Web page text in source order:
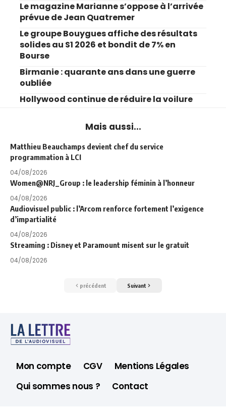
Le magazine Marianne s’oppose à l’arrivée
prévue de Jean Quatremer
Le groupe Bouygues affiche des résultats
solides au S1 2026 et bondit de 7% en
Bourse
Birmanie : quarante ans dans une guerre
oubliée
Hollywood continue de réduire la voilure
Mais aussi...
Matthieu Beauchamps devient chef du service
programmation à LCI
04/08/2026
Women@NRJ_Group : le leadership féminin à l’honneur
04/08/2026
Audiovisuel public : l’Arcom renforce fortement l’exigence
d’impartialité
04/08/2026
Streaming : Disney et Paramount misent sur le gratuit
04/08/2026
précédent Suivant
Mon compte CGV
Mentions Légales
Qui sommes nous ?
Contact